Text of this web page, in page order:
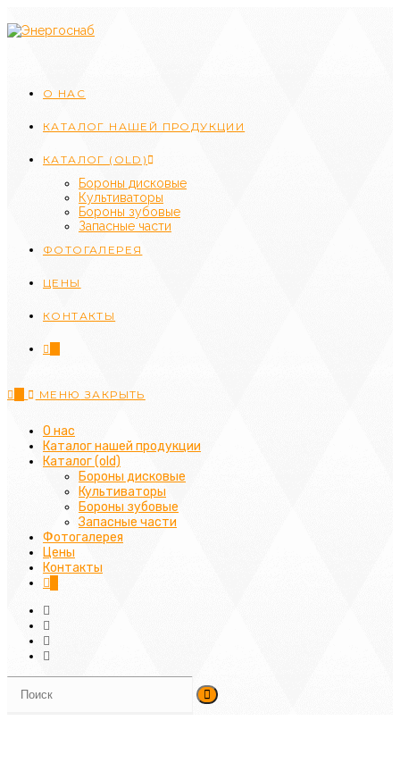
к
содержимому
О НАС
КАТАЛОГ НАШЕЙ ПРОДУКЦИИ
КАТАЛОГ (OLD)
Бороны дисковые
Культиваторы
Бороны зубовые
Запасные части
ФОТОГАЛЕРЕЯ
ЦЕНЫ
КОНТАКТЫ
МЕНЮ ЗАКРЫТЬ
О нас
Каталог нашей продукции
Каталог (old)
Бороны дисковые
Культиваторы
Бороны зубовые
Запасные части
Фотогалерея
Цены
Контакты